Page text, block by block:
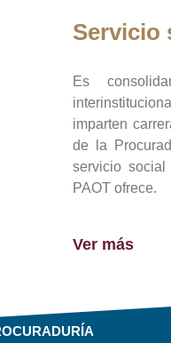
Servicio
Es
imparten
de la
servicio
PAOT ofrece.
Ver más